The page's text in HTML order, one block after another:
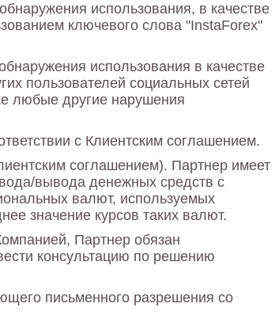
использования, в качестве
ключевого слова "InstaForex"
использования в качестве
пользователей социальных сетей
любые другие нарушения
с Клиентским соглашением.
соглашением). Партнер имеет
вывода денежных средств с
валют, используемых
значение курсов таких валют.
Партнер обязан
консультацию по решению
письменного разрешения со